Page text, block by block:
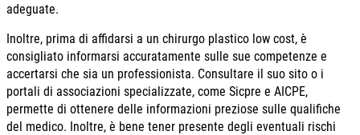
adeguate.
Inoltre, prima di affidarsi a un chirurgo plastico low cost, è
consigliato informarsi accuratamente sulle sue competenze e
accertarsi che sia un professionista. Consultare il suo sito o i
portali di associazioni specializzate, come Sicpre e AICPE,
permette di ottenere delle informazioni preziose sulle qualifiche
del medico. Inoltre, è bene tener presente degli eventuali rischi